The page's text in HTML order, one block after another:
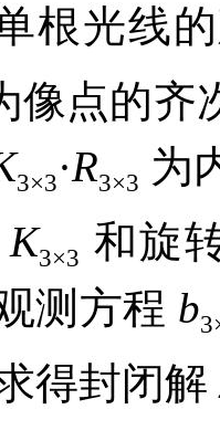
根光线
像点的齐
3×3·R3×3 为
K3×3 和旋
测方程 b
得封闭解